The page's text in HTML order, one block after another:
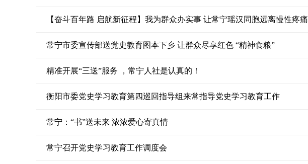
【奋斗百年路 启航新征程】我为群众办实事 让常宁瑶汉同胞远离慢性疼痛
常宁市委宣传部送党史教育图本下乡 让群众尽享红色 “精神食粮”
精准开展“三送”服务 ，常宁人社是认真的！
衡阳市委党史学习教育第四巡回指导组来常指导党史学习教育工作
常宁：“书”送未来 浓浓爱心寄真情
常宁召开党史学习教育工作调度会